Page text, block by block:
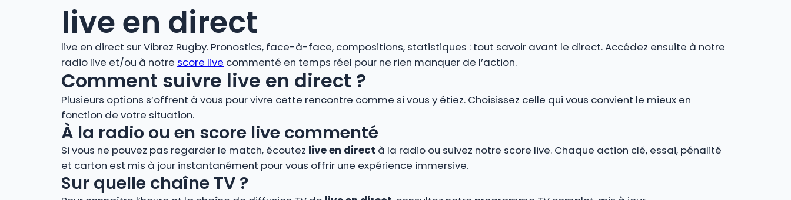
live en direct
live en direct sur Vibrez Rugby. Pronostics, face-à-face, compositions, statistiques : tout savoir avant le direct. Accédez ensuite à notre
radio live et/ou à notre score live commenté en temps réel pour ne rien manquer de l’action.
Comment suivre live en direct ?
Plusieurs options s’offrent à vous pour vivre cette rencontre comme si vous y étiez. Choisissez celle qui vous convient le mieux en
fonction de votre situation.
À la radio ou en score live commenté
Si vous ne pouvez pas regarder le match, écoutez live en direct à la radio ou suivez notre score live. Chaque action clé, essai, pénalité
et carton est mis à jour instantanément pour vous offrir une expérience immersive.
Sur quelle chaîne TV ?